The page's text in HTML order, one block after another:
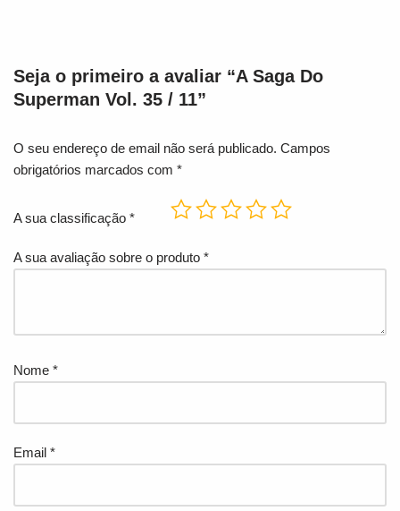
Seja o primeiro a avaliar “A Saga Do
Superman Vol. 35 / 11”
O seu endereço de email não será publicado. Campos
obrigatórios marcados com *
A sua classificação *
A sua avaliação sobre o produto *
Nome *
Email *